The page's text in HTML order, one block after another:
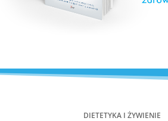
DIETETYKA I ŻYWIENIE